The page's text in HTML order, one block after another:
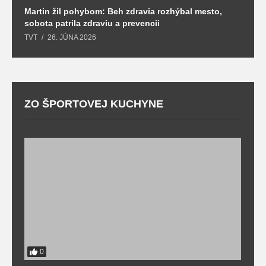
Martin žil pohybom: Beh zdravia rozhýbal mesto,
sobota patrila zdraviu a prevencii
TVT 26. JÚNA 2026
ZO ŠPORTOVEJ KUCHYNE
0